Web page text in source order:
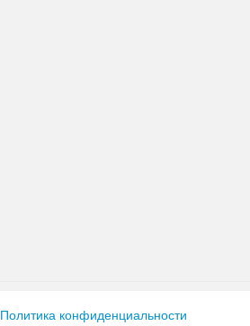
Политика конфиденциальности